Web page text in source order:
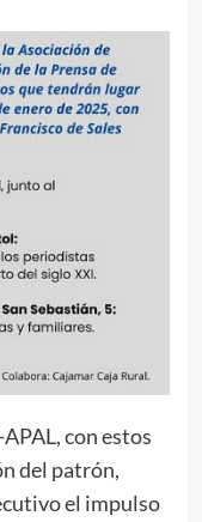
con estos
del patrón,
el impulso